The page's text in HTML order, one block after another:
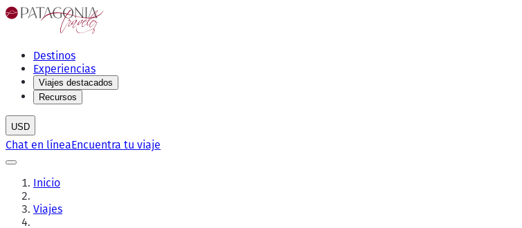
Destinos
Experiencias
Viajes destacados
Recursos
USD
Chat en líneaEncuentra tu viaje
Inicio
Viajes